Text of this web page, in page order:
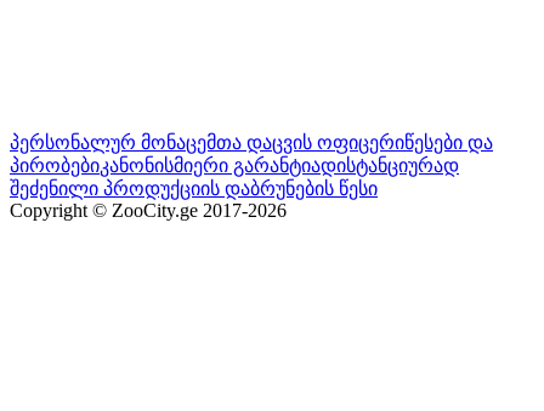
პერსონალურ მონაცემთა დაცვის ოფიცერიწესები და
პირობებიკანონისმიერი გარანტიადისტანციურად
შეძენილი პროდუქციის დაბრუნების წესი
Copyright © ZooCity.ge 2017-2026